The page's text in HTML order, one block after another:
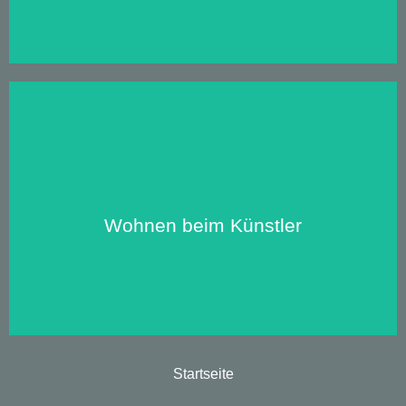
Wohnen beim Künstler
Startseite